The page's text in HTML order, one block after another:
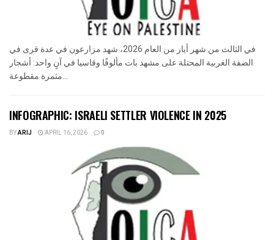
في الثالث من شهر أيار من العام 2026، شهد مزارعون في عدة قرى في
الضفة الغربية المحتلة على مشهد بات مألوفًا وقاسيا في آنٍ واحد: أشجار
مثمرة مقطوعة...
INFOGRAPHIC: ISRAELI SETTLER VIOLENCE IN 2025
BYARIJ APRIL 16, 2026 0